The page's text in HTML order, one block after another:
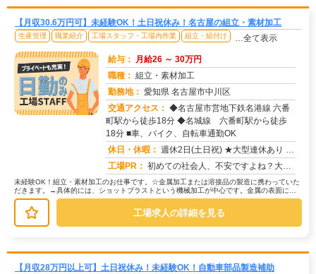
【月収30.6万円可】未経験OK！土日祝休み！名古屋の組立・素材加工
生産管理 職業紹介 工場スタッフ・工場内作業 組立・組付け …全て表示
給与： 月給26 ～ 30万円
職種： 組立・素材加工
勤務地： 愛知県 名古屋市中川区
交通アクセス： ◆名古屋市営地下鉄名港線 六番
町駅から徒歩18分 ◆名城線 六番町駅から徒歩
18分 ■車、バイク、自転車通勤OK
休日・休暇： 週休2日(土日祝) ★大型連休あり ★年休120日以上
工場PR： 初めての社会人、不安ですよね？大丈夫！株式会社京栄センターなら、充実のサポート体制であなたをバックアップします！☆...
未経験OK！組立・素材加工のお仕事です。☆金属加工または溶接品の製造に携わっていた
だきます。→具体的には、ショットブラストという機械加工が中心です。金属の表面に小
さな粒を当てて、加工していきます...
工場求人の詳細を見る
【月収28万円以上可】土日祝休み！未経験OK！自動車部品製造補助